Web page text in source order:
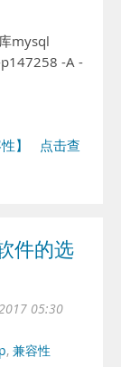
mysql
-A -
】
点击查
件的选
05:30
, 兼容性